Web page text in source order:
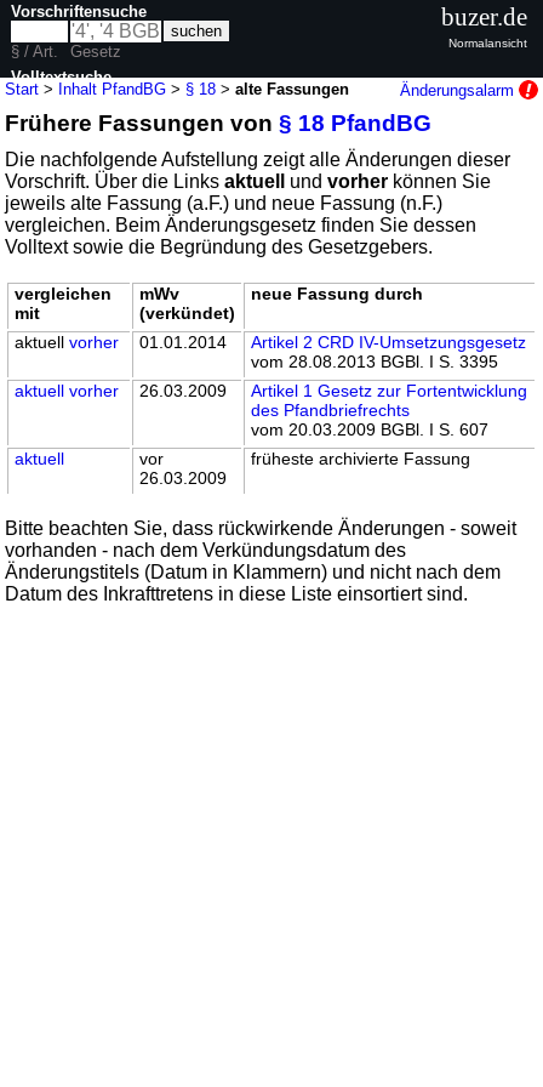
Start > Inhalt PfandBG > § 18 >alte Fassungen Änderungsalarm
Frühere Fassungen von§ 18 PfandBG
Die nachfolgende Aufstellung zeigt alle Änderungen dieser
Vorschrift. Über die Linksaktuell undvorher können Sie
jeweils alte Fassung (a.F.) und neue Fassung (n.F.)
vergleichen. Beim Änderungsgesetz finden Sie dessen
Volltext sowie die Begründung des Gesetzgebers.
vergleichen
mit
mWv
(verkündet)
neue Fassung durch
aktuellvorher 01.01.2014
Artikel 2 CRD IV-Umsetzungsgesetz
vom 28.08.2013 BGBl. I S. 3395
aktuell vorher 26.03.2009
Artikel 1 Gesetz zur Fortentwicklung
des Pfandbriefrechts
vom 20.03.2009 BGBl. I S. 607
aktuell
vor
26.03.2009
früheste archivierte Fassung
Bitte beachten Sie, dass rückwirkende Änderungen - soweit
vorhanden - nach dem Verkündungsdatum des
Änderungstitels (Datum in Klammern) und nicht nach dem
Datum des Inkrafttretens in diese Liste einsortiert sind.
Vorschriftensuche
§ / Art.
Gesetz
Volltextsuche
nur in PfandBG
buzer.de
Normalansicht